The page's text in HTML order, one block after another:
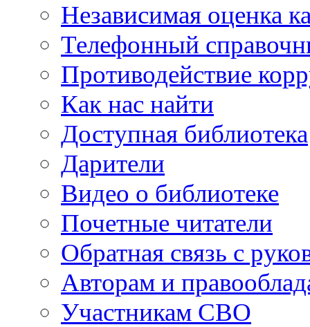
Независимая оценка
Телефонный
Противодействие
Как нас найти
Доступная библиотека
Дарители
Видео о библиотеке
Почетные читатели
Обратная связь с
Авторам и
Участникам СВО